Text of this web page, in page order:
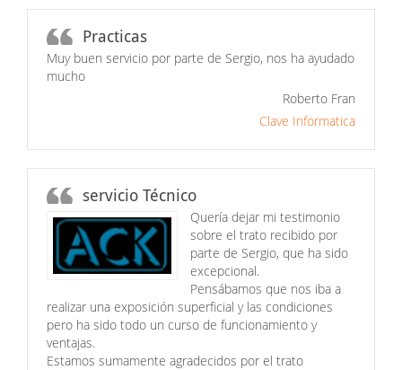
Practicas
Muy buen servicio por parte de Sergio, nos ha ayudado
mucho
Roberto Fran
Clave Informatica
servicio Técnico
Quería dejar mi testimonio
sobre el trato recibido por
parte de Sergio, que ha sido
excepcional.
Pensábamos que nos iba a
realizar una exposición superficial y las condiciones
pero ha sido todo un curso de funcionamiento y
ventajas.
Estamos sumamente agradecidos por el trato